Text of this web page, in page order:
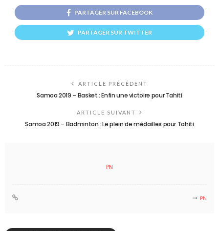
PARTAGER SUR FACEBOOK
PARTAGER SUR TWITTER
ARTICLE PRÉCÉDENT
Samoa 2019 – Basket : Enfin une victoire pour Tahiti
ARTICLE SUIVANT
Samoa 2019 – Badminton : Le plein de médailles pour Tahiti
PN
PN